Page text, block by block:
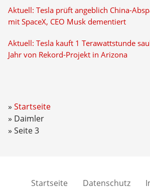
Aktuell: Tesla prüft angeblich China-
mit SpaceX, CEO Musk dementiert
Aktuell: Tesla kauft 1 Terawattstunde
Jahr von Rekord-Projekt in Arizona
Startseite
Daimler
Seite 3
Startseite Datenschutz